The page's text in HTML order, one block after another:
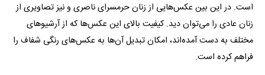
است. در این بین عکس‌هایی از زنان حرمسرای ناصری و نیز تصاویری از
زنان عادی را می‌توان دید. کیفیت بالای این عکس‌ها که از آرشیوهای
مختلف به دست آمده‌اند، امکان تبدیل آن‌ها به عکس‌های رنگی شفاف را
فراهم کرده است.